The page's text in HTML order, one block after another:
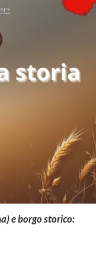
e borgo storico: